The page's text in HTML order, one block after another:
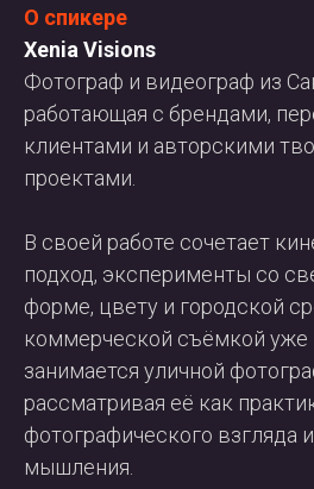
О спикере
Xenia Visions
Фотограф и видеограф из
работающая с брендами,
клиентами и авторскими
проектами.
В своей работе сочетает
подход, эксперименты со
форме, цвету и городской
коммерческой съёмкой уже
занимается уличной
рассматривая её как
фотографического взгляда
мышления.